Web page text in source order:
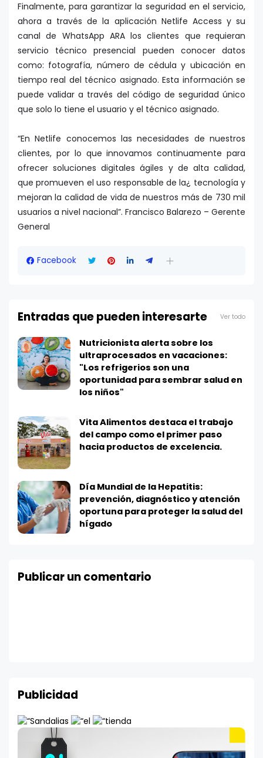
Finalmente, para garantizar la seguridad en el servicio,
ahora a través de la aplicación Netlife Access y su
canal de WhatsApp ARA los clientes que requieran
servicio técnico presencial pueden conocer datos
como: fotografía, número de cédula y ubicación en
tiempo real del técnico asignado. Esta información se
puede validar a través del código de seguridad único
que solo lo tiene el usuario y el técnico asignado.
“En Netlife conocemos las necesidades de nuestros
clientes, por lo que innovamos continuamente para
ofrecer soluciones digitales ágiles y de alta calidad,
que promueven el uso responsable de la¿ tecnología y
mejoran la calidad de vida de nuestros más de 730 mil
usuarios a nivel nacional”. Francisco Balarezo – Gerente
General
Facebook
Entradas que pueden interesarte Ver todo
Nutricionista alerta sobre los
ultraprocesados en vacaciones:
"Los refrigerios son una
oportunidad para sembrar salud en
los niños"
Vita Alimentos destaca el trabajo
del campo como el primer paso
hacia productos de excelencia.
Día Mundial de la Hepatitis:
prevención, diagnóstico y atención
oportuna para proteger la salud del
hígado
Publicar un comentario
Publicidad